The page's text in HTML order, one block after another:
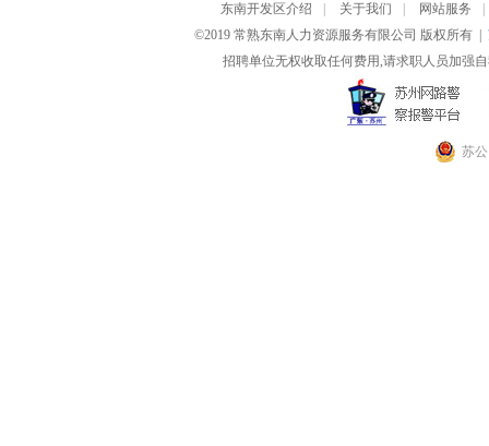
东南开发区介绍 关于我们 网站服务
©2019 常熟东南人力资源服务有限公司 版权所有 |
招聘单位无权收取任何费用,请求职人员加强
苏公